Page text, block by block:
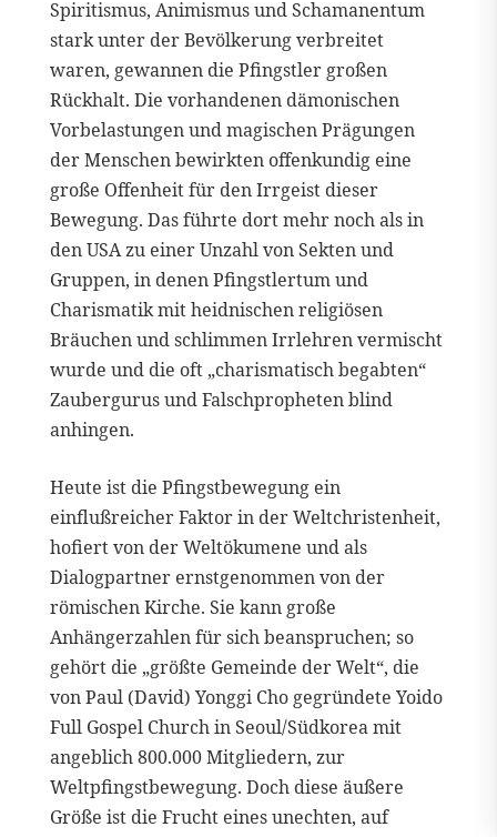
Spiritismus, Animismus und Schamanentum
stark unter der Bevölkerung verbreitet
waren, gewannen die Pfingstler großen
Rückhalt. Die vorhandenen dämonischen
Vorbelastungen und magischen Prägungen
der Menschen bewirkten offenkundig eine
große Offenheit für den Irrgeist dieser
Bewegung. Das führte dort mehr noch als in
den USA zu einer Unzahl von Sekten und
Gruppen, in denen Pfingstlertum und
Charismatik mit heidnischen religiösen
Bräuchen und schlimmen Irrlehren vermischt
wurde und die oft „charismatisch begabten“
Zaubergurus und Falschpropheten blind
anhingen.
Heute ist die Pfingstbewegung ein
einflußreicher Faktor in der Weltchristenheit,
hofiert von der Weltökumene und als
Dialogpartner ernstgenommen von der
römischen Kirche. Sie kann große
Anhängerzahlen für sich beanspruchen; so
gehört die „größte Gemeinde der Welt“, die
von Paul (David) Yonggi Cho gegründete Yoido
Full Gospel Church in Seoul/Südkorea mit
angeblich 800.000 Mitgliedern, zur
Weltpfingstbewegung. Doch diese äußere
Größe ist die Frucht eines unechten, auf